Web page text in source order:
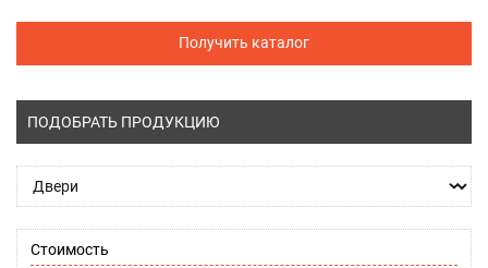
Получить каталог
ПОДОБРАТЬ ПРОДУКЦИЮ
Стоимость